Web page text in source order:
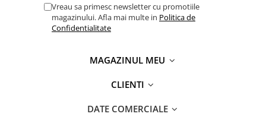
Vreau sa primesc newsletter cu promotiile
magazinului. Afla mai multe in Politica de
Confidentialitate
MAGAZINUL MEU
CLIENTI
DATE COMERCIALE